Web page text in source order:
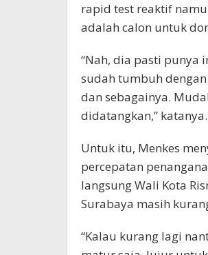
rapid test reaktif
adalah calon untuk
“Nah, dia pasti punya
sudah tumbuh
dan sebagainya.
didatangkan,” katanya.
Untuk itu, Menkes
percepatan
langsung Wali Kota
Surabaya masih
“Kalau kurang lagi